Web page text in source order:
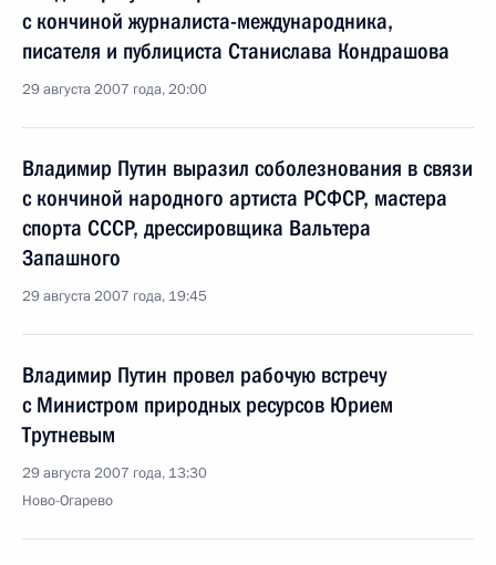
с кончиной журналиста-международника,
писателя и публициста Станислава Кондрашова
29 августа 2007 года, 20:00
Владимир Путин выразил соболезнования в связи
с кончиной народного артиста РСФСР, мастера
спорта СССР, дрессировщика Вальтера
Запашного
29 августа 2007 года, 19:45
Владимир Путин провел рабочую встречу
с Министром природных ресурсов Юрием
Трутневым
29 августа 2007 года, 13:30
Ново-Огарево